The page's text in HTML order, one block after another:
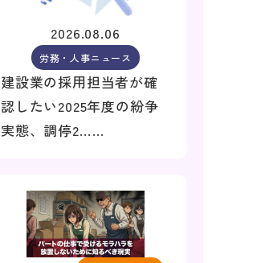
2026.08.06
労務・人事ニュース
建設業の採用担当者が確
認したい2025年度の紛争
実態、調停2……